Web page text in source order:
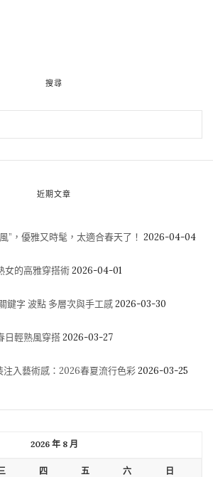
搜尋
近期文章
”，優雅又時髦，太適合春天了！ 2026-04-04
女的高雅穿搭術 2026-04-01
鍵字 波點 多層次與手工感 2026-03-30
日輕熟風穿搭 2026-03-27
入藝術感：2026春夏流行色彩 2026-03-25
2026 年 8 月
四 五 六 日